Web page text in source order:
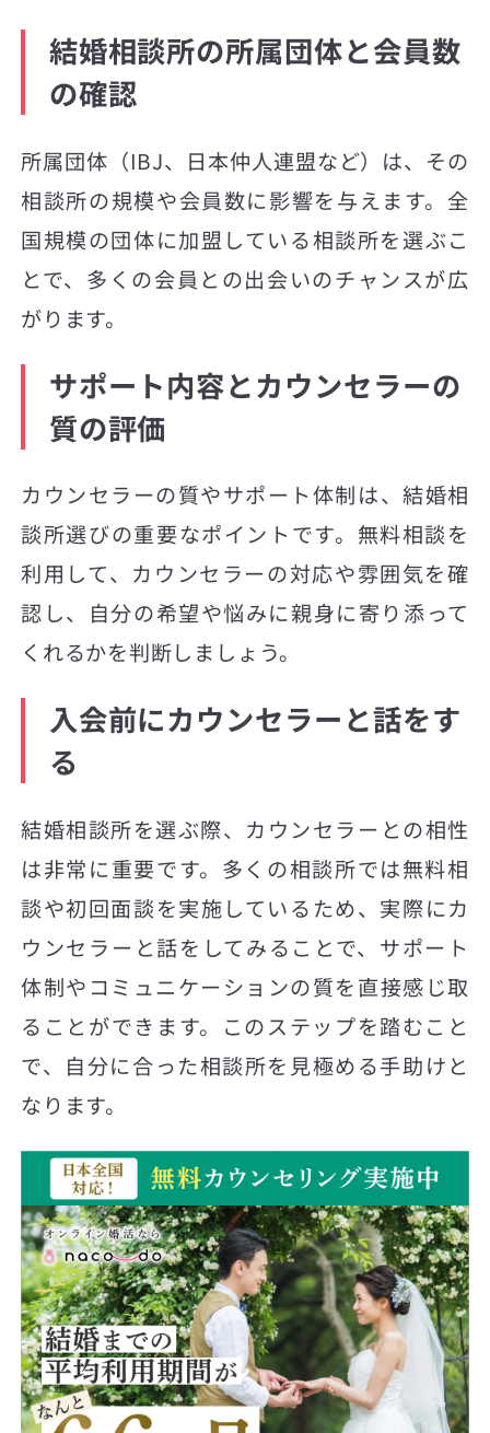
結婚相談所の所属団体と会員数
の確認
所属団体（IBJ、日本仲人連盟など）は、その
相談所の規模や会員数に影響を与えます。全
国規模の団体に加盟している相談所を選ぶこ
とで、多くの会員との出会いのチャンスが広
がります。
サポート内容とカウンセラーの
質の評価
カウンセラーの質やサポート体制は、結婚相
談所選びの重要なポイントです。無料相談を
利用して、カウンセラーの対応や雰囲気を確
認し、自分の希望や悩みに親身に寄り添って
くれるかを判断しましょう。
入会前にカウンセラーと話をす
る
結婚相談所を選ぶ際、カウンセラーとの相性
は非常に重要です。多くの相談所では無料相
談や初回面談を実施しているため、実際にカ
ウンセラーと話をしてみることで、サポート
体制やコミュニケーションの質を直接感じ取
ることができます。このステップを踏むこと
で、自分に合った相談所を見極める手助けと
なります。